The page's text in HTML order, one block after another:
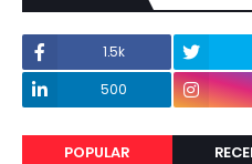
1.5k
500
POPULAR